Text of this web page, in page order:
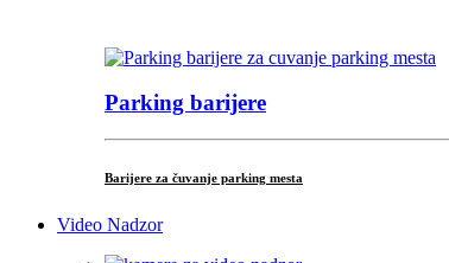
Parking barijere
Barijere za čuvanje parking mesta
Video Nadzor